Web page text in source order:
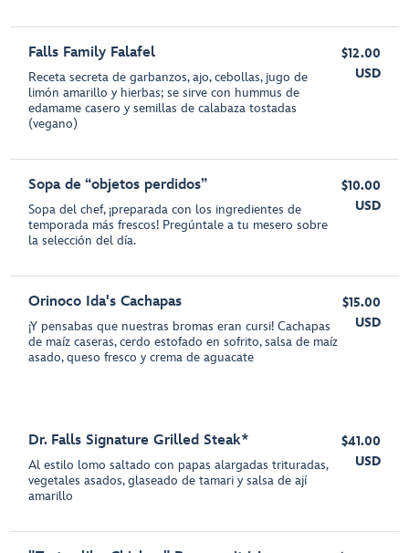
Falls Family Falafel
Receta secreta de garbanzos, ajo, cebollas, jugo de
limón amarillo y hierbas; se sirve con hummus de
edamame casero y semillas de calabaza tostadas
(vegano)
$12.00
USD
Sopa de “objetos perdidos”
Sopa del chef, ¡preparada con los ingredientes de
temporada más frescos! Pregúntale a tu mesero sobre
la selección del día.
$10.00
USD
Orinoco Ida's Cachapas
¡Y pensabas que nuestras bromas eran cursi! Cachapas
de maíz caseras, cerdo estofado en sofrito, salsa de maíz
asado, queso fresco y crema de aguacate
$15.00
USD
Dr. Falls Signature Grilled Steak*
Al estilo lomo saltado con papas alargadas trituradas,
vegetales asados, glaseado de tamari y salsa de ají
amarillo
$41.00
USD